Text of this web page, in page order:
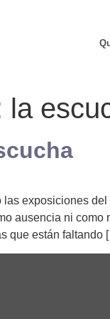
la
exposiciones
ausencia ni
que están faltando